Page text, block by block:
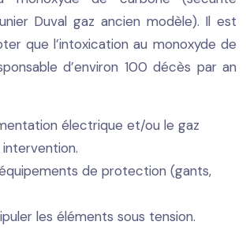
Duval gaz ancien modèle). Il est
que l’intoxication au monoxyde de
d’environ 100 décès par an
électrique et/ou le gaz
de protection (gants,
les éléments sous tension.